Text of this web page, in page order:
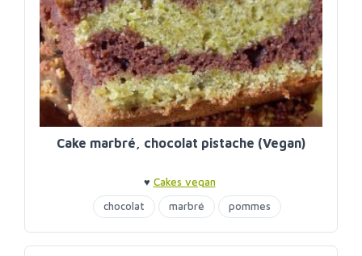
Cake marbré, chocolat pistache (Vegan)
♥ Cakes vegan
chocolat
marbré pommes
poudre de pistaches